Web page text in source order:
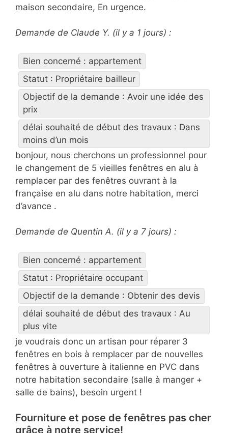
maison secondaire, En urgence.
Demande de Claude Y. (il y a 1 jours) :
Bien concerné : appartement
Statut : Propriétaire bailleur
Objectif de la demande : Avoir une idée des
prix
délai souhaité de début des travaux : Dans
moins d’un mois
bonjour, nous cherchons un professionnel pour
le changement de 5 vieilles fenêtres en alu à
remplacer par des fenêtres ouvrant à la
française en alu dans notre habitation, merci
d’avance .
Demande de Quentin A. (il y a 7 jours) :
Bien concerné : appartement
Statut : Propriétaire occupant
Objectif de la demande : Obtenir des devis
délai souhaité de début des travaux : Au
plus vite
je voudrais donc un artisan pour réparer 3
fenêtres en bois à remplacer par de nouvelles
fenêtres à ouverture à italienne en PVC dans
notre habitation secondaire (salle à manger +
salle de bains), besoin urgent !
Fourniture et pose de fenêtres pas cher
grâce à notre service!